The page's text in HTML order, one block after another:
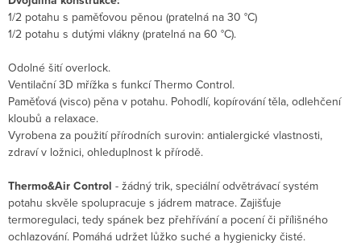
1/2 potahu s paměťovou pěnou (pratelná na 30 °C)
1/2 potahu s dutými vlákny (pratelná na 60 °C).
Odolné šití overlock.
Ventilační 3D mřížka s funkcí Thermo Control.
Paměťová (visco) pěna v potahu. Pohodlí, kopírování těla, odlehčení
kloubů a relaxace.
Vyrobena za použití přírodních surovin: antialergické vlastnosti,
zdraví v ložnici, ohleduplnost k přírodě.
Thermo&Air Control - žádný trik, speciální odvětrávací systém
potahu skvěle spolupracuje s jádrem matrace. Zajišťuje
termoregulaci, tedy spánek bez přehřívání a pocení či přílišného
ochlazování. Pomáhá udržet lůžko suché a hygienicky čisté.